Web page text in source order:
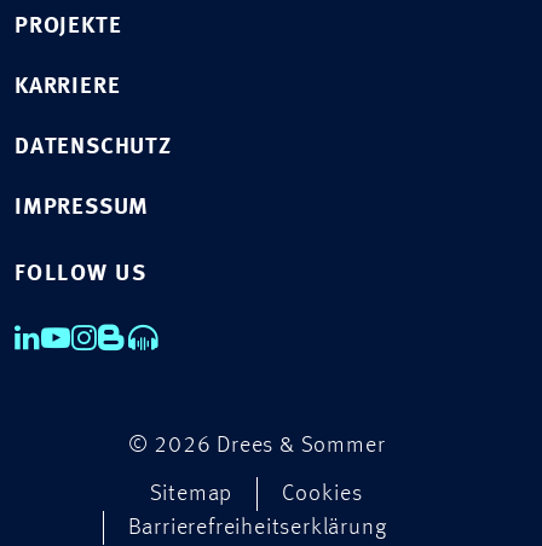
PROJEKTE
KARRIERE
DATENSCHUTZ
IMPRESSUM
FOLLOW US
© 2026 Drees & Sommer
Sitemap
Cookies
Barrierefreiheitserklärung